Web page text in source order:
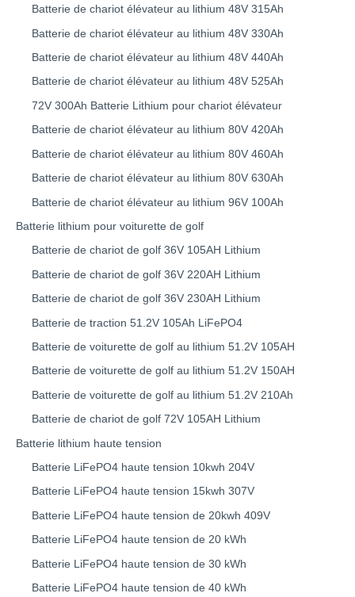
Batterie de chariot élévateur au lithium 48V 315Ah
Batterie de chariot élévateur au lithium 48V 330Ah
Batterie de chariot élévateur au lithium 48V 440Ah
Batterie de chariot élévateur au lithium 48V 525Ah
72V 300Ah Batterie Lithium pour chariot élévateur
Batterie de chariot élévateur au lithium 80V 420Ah
Batterie de chariot élévateur au lithium 80V 460Ah
Batterie de chariot élévateur au lithium 80V 630Ah
Batterie de chariot élévateur au lithium 96V 100Ah
Batterie lithium pour voiturette de golf
Batterie de chariot de golf 36V 105AH Lithium
Batterie de chariot de golf 36V 220AH Lithium
Batterie de chariot de golf 36V 230AH Lithium
Batterie de traction 51.2V 105Ah LiFePO4
Batterie de voiturette de golf au lithium 51.2V 105AH
Batterie de voiturette de golf au lithium 51.2V 150AH
Batterie de voiturette de golf au lithium 51.2V 210Ah
Batterie de chariot de golf 72V 105AH Lithium
Batterie lithium haute tension
Batterie LiFePO4 haute tension 10kwh 204V
Batterie LiFePO4 haute tension 15kwh 307V
Batterie LiFePO4 haute tension de 20kwh 409V
Batterie LiFePO4 haute tension de 20 kWh
Batterie LiFePO4 haute tension de 30 kWh
Batterie LiFePO4 haute tension de 40 kWh